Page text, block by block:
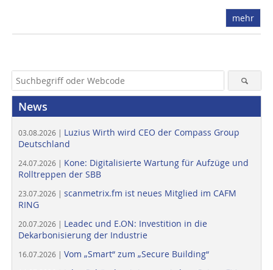
mehr
News
03.08.2026 | Luzius Wirth wird CEO der Compass Group
Deutschland
24.07.2026 | Kone: Digitalisierte Wartung für Aufzüge und
Rolltreppen der SBB
23.07.2026 | scanmetrix.fm ist neues Mitglied im CAFM
RING
20.07.2026 | Leadec und E.ON: Investition in die
Dekarbonisierung der Industrie
16.07.2026 | Vom „Smart“ zum „Secure Building“